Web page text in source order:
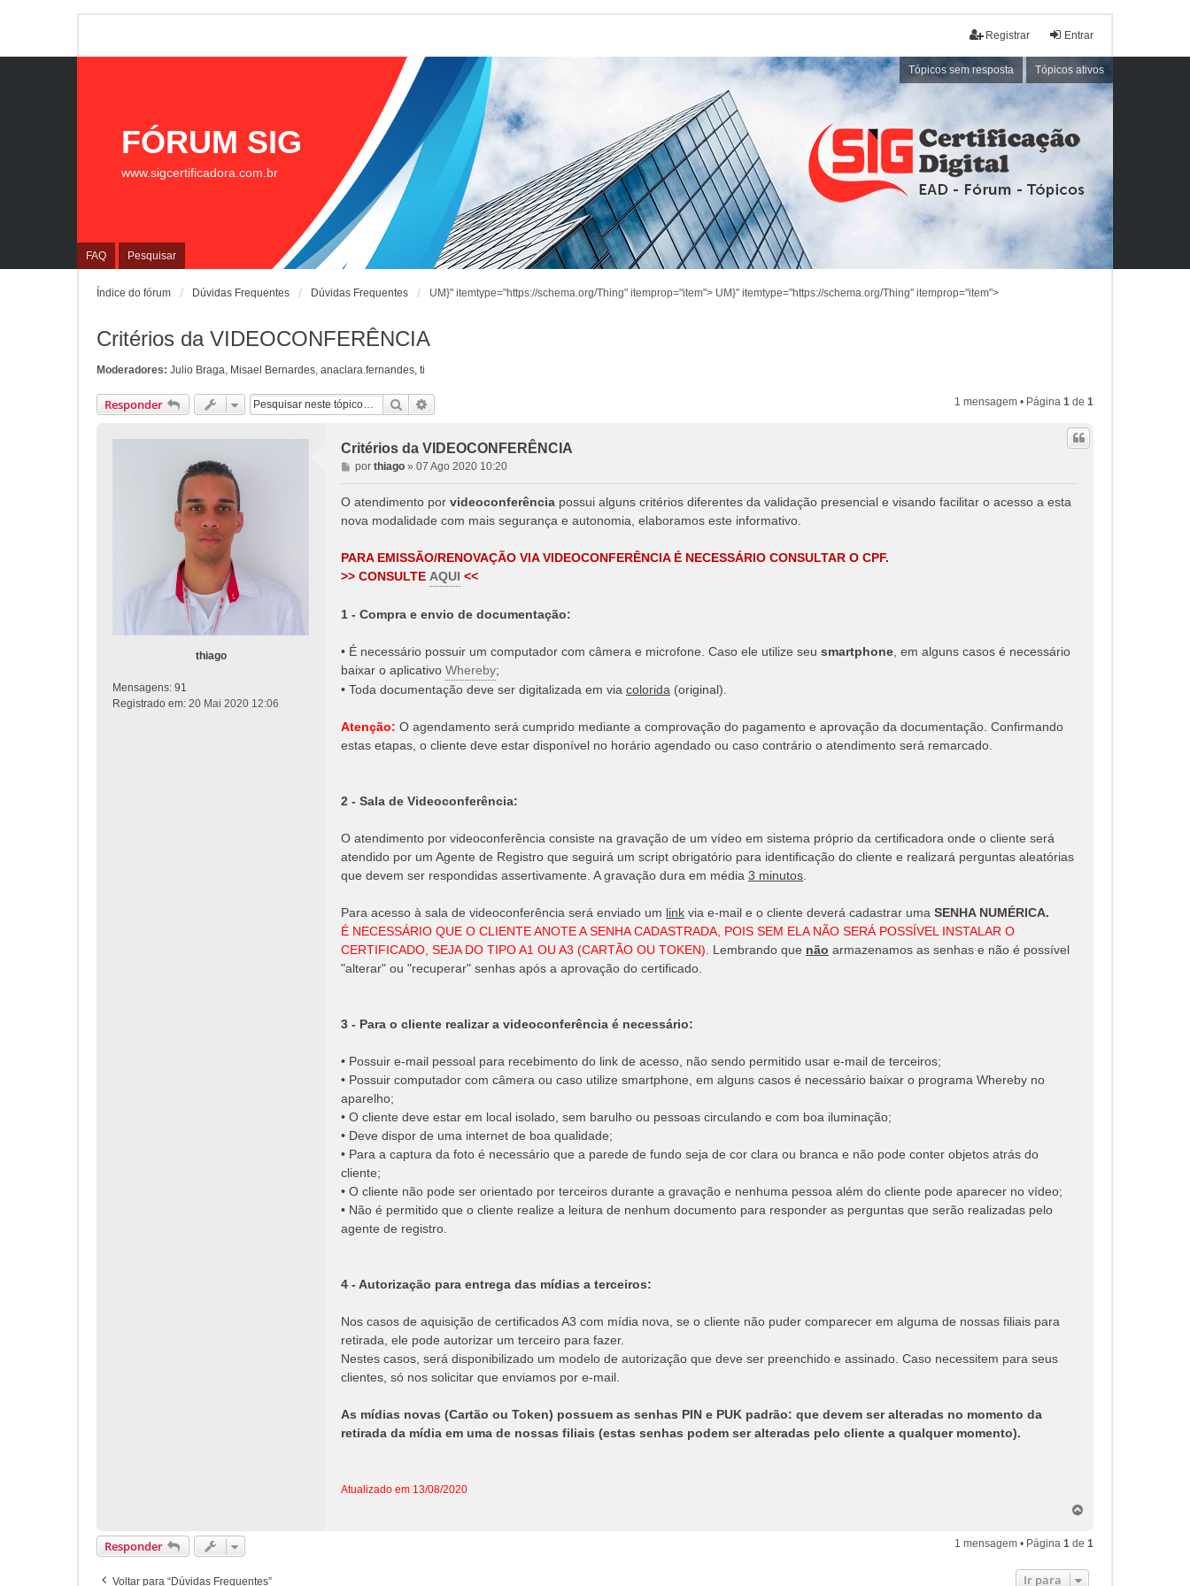
Entrar
Registrar
Tópicos sem resposta Tópicos ativos
FAQ Pesquisar
FÓRUM SIG
www.sigcertificadora.com.br
Índice do fórum Dúvidas Frequentes UM}" itemtype="https://schema.org/Thing" itemprop="item">
Dúvidas Frequentes UM}" itemtype="https://schema.org/Thing" itemprop="item">
Critérios da VIDEOCONFERÊNCIA
Moderadores: Julio Braga, Misael Bernardes, anaclara.fernandes, ti
Responder Pesquisar 1 mensagem • Página 1 de 1
thiago
Mensagens: 91
Registrado em: 20 Mai 2020 12:06
Critérios da VIDEOCONFERÊNCIA
M
e
n
e
m
por thiago» 07 Ago 2020 10:20
O atendimento por videoconferência possui alguns critérios diferentes da validação presencial e visando facilitar o acesso a esta
nova modalidade com mais segurança e autonomia, elaboramos este informativo.
PARA EMISSÃO/RENOVAÇÃO VIA VIDEOCONFERÊNCIA É NECESSÁRIO CONSULTAR O CPF.
>> CONSULTE AQUI <<
1 - Compra e envio de documentação:
• É necessário possuir um computador com câmera e microfone. Caso ele utilize seu smartphone , em alguns casos é necessário
baixar o aplicativo Whereby;
• Toda documentação deve ser digitalizada em via colorida (original).
Atenção: O agendamento será cumprido mediante a comprovação do pagamento e aprovação da documentação. Confirmando
estas etapas, o cliente deve estar disponível no horário agendado ou caso contrário o atendimento será remarcado.
2 - Sala de Videoconferência:
O atendimento por videoconferência consiste na gravação de um vídeo em sistema próprio da certificadora onde o cliente será
atendido por um Agente de Registro que seguirá um script obrigatório para identificação do cliente e realizará perguntas aleatórias
que devem ser respondidas assertivamente. A gravação dura em média 3 minutos
Para acesso à sala de videoconferência será enviado um link via e-mail e o cliente deverá cadastrar uma SENHA NUMÉRICA.
É NECESSÁRIO QUE O CLIENTE ANOTE A SENHA CADASTRADA, POIS SEM ELA NÃO SERÁ POSSÍVEL INSTALAR O
CERTIFICADO, SEJA DO TIPO A1 OU A3 (CARTÃO OU TOKEN).
Lembrando que não armazenamos as senhas e não é possível
"alterar" ou "recuperar" senhas após a aprovação do certificado.
3 - Para o cliente realizar a videoconferência é necessário:
• Possuir e-mail pessoal para recebimento do link de acesso, não sendo permitido usar e-mail de terceiros;
• Possuir computador com câmera ou caso utilize smartphone, em alguns casos é necessário baixar o programa Whereby no
aparelho;
• O cliente deve estar em local isolado, sem barulho ou pessoas circulando e com boa iluminação;
• Deve dispor de uma internet de boa qualidade;
• Para a captura da foto é necessário que a parede de fundo seja de cor clara ou branca e não pode conter objetos atrás do
cliente;
• O cliente não pode ser orientado por terceiros durante a gravação e nenhuma pessoa além do cliente pode aparecer no vídeo;
• Não é permitido que o cliente realize a leitura de nenhum documento para responder as perguntas que serão realizadas pelo
agente de registro.
4 - Autorização para entrega das mídias a terceiros:
Nos casos de aquisição de certificados A3 com mídia nova, se o cliente não puder comparecer em alguma de nossas filiais para
retirada, ele pode autorizar um terceiro para fazer.
Nestes casos, será disponibilizado um modelo de autorização que deve ser preenchido e assinado. Caso necessitem para seus
clientes, só nos solicitar que enviamos por e-mail.
As mídias novas (Cartão ou Token) possuem as senhas PIN e PUK padrão: que devem ser alteradas no momento da
retirada da mídia em uma de nossas filiais (estas senhas podem ser alteradas pelo cliente a qualquer momento).
Atualizado em 13/08/2020
t
Responder 1 mensagem • Página 1 de 1
Voltar para “Dúvidas Frequentes” Ir para